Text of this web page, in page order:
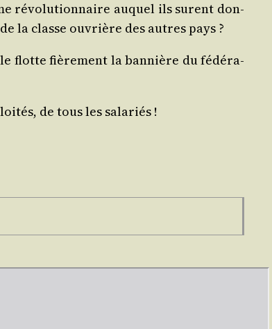
révo­lu­tion­naire auquel ils sur­ent don­
classe ouvrière des autres pays ?
flotte fiè­re­ment la ban­nière du fédé­ra­
de tous les salariés !